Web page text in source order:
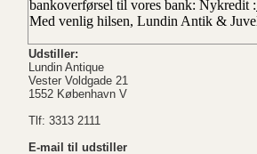
bankoverførsel til vores bank: Nykredit :
Med venlig hilsen, Lundin Antik &
Udstiller:
Lundin Antique
Vester Voldgade 21
1552 København V
Tlf: 3313 2111
E-mail til udstiller